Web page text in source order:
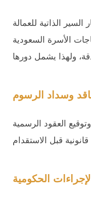
الذاتية للعمالة
الأسرة السعودية
وسداد الرسوم
العقود الرسمية
الحكومية